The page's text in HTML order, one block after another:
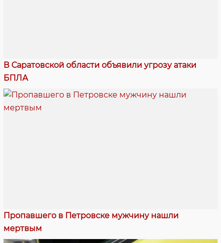
В Саратовской области объявили угрозу атаки
БПЛА
Пропавшего в Петровске мужчину нашли
мертвым